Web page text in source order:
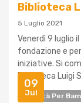
09
Jul
Biblioteca
5 Luglio 2021
Venerdì 9 luglio
fondazione e
iniziative. Si
Biblioteca Luigi
Attività Per